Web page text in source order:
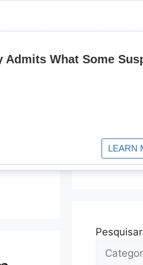
Contato Almoço
Molhos Pães
Pesquisar